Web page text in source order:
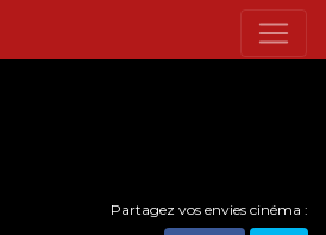
Partagez vos envies cinéma :